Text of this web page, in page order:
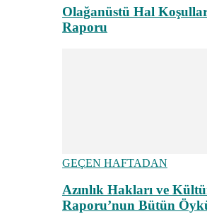
Olağanüstü Hal
Raporu
GEÇEN HAFTADAN
Azınlık Hakları ve
Raporu’nun Bütün